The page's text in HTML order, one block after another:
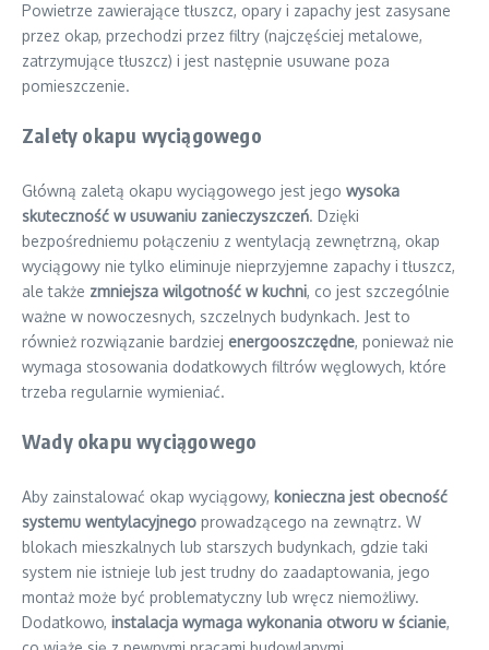
Powietrze zawierające tłuszcz, opary i zapachy jest zasysane
przez okap, przechodzi przez filtry (najczęściej metalowe,
zatrzymujące tłuszcz) i jest następnie usuwane poza
pomieszczenie.
Zalety okapu wyciągowego
Główną zaletą okapu wyciągowego jest jego wysoka
skuteczność w usuwaniu zanieczyszczeń. Dzięki
bezpośredniemu połączeniu z wentylacją zewnętrzną, okap
wyciągowy nie tylko eliminuje nieprzyjemne zapachy i tłuszcz,
ale także zmniejsza wilgotność w kuchni, co jest szczególnie
ważne w nowoczesnych, szczelnych budynkach. Jest to
również rozwiązanie bardziej energooszczędne, ponieważ nie
wymaga stosowania dodatkowych filtrów węglowych, które
trzeba regularnie wymieniać.
Wady okapu wyciągowego
Aby zainstalować okap wyciągowy, konieczna jest obecność
systemu wentylacyjnego prowadzącego na zewnątrz. W
blokach mieszkalnych lub starszych budynkach, gdzie taki
system nie istnieje lub jest trudny do zaadaptowania, jego
montaż może być problematyczny lub wręcz niemożliwy.
Dodatkowo, instalacja wymaga wykonania otworu w ścianie,